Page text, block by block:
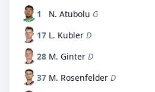
1 N. Atubolu G
17 L. Kubler D
28 M. Ginter D
37 M. Rosenfelder D